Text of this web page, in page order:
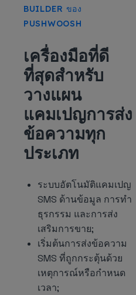
BUILDER ของ
PUSHWOOSH
เครื่องมือที่ดี
ที่สุดสำหรับ
วางแผน
แคมเปญการส่ง
ข้อความทุก
ประเภท
ระบบอัตโนมัติแคมเปญ
SMS ด้านข้อมูล การทำ
ธุรกรรม และการส่ง
เสริมการขาย;
เริ่มต้นการส่งข้อความ
SMS ที่ถูกกระตุ้นด้วย
เหตุการณ์หรือกำหนด
เวลา;